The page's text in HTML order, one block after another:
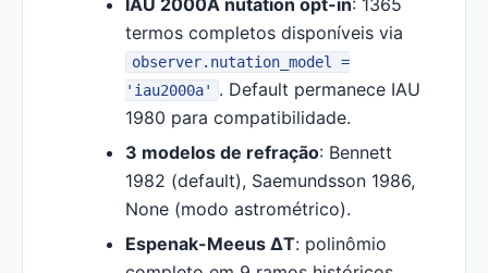
IAU 2000A nutation opt-in: 1365
termos completos disponíveis via
observer.nutation_model =
'iau2000a'
. Default permanece IAU
1980 para compatibilidade.
3 modelos de refração: Bennett
1982 (default), Saemundsson 1986,
None (modo astrométrico).
Espenak-Meeus ΔT: polinômio